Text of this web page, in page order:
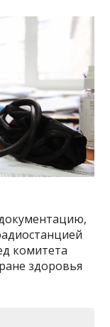
комитета
здоровья